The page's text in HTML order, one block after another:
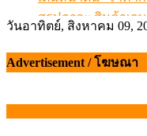
สรุปภาวะ สินค้าเก
เมื่อเกษตรกรถูกมอ
ข้อมูลราคา สุกรมีชี
สรุปภาวะ สินค้าเก
วันอาทิตย์, สิงหาคม 09,
Advertisement / โฆษณา